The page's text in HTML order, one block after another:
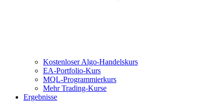
Kostenloser Algo-Handelskurs
EA-Portfolio-Kurs
MQL-Programmierkurs
Mehr Trading-Kurse
Ergebnisse